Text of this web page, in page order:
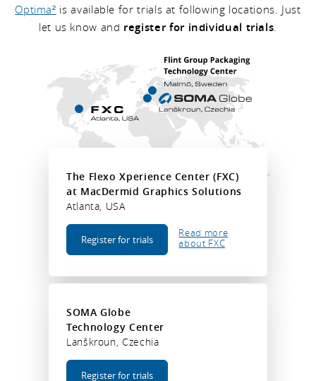
Optima² is available for trials at following locations. Just
let us know and register for individual trials.
The Flexo Xperience Center (FXC)
at MacDermid Graphics Solutions
Atlanta, USA
Register for trials
Read more
about FXC
SOMA Globe
Technology Center
Lanškroun, Czechia
Register for trials